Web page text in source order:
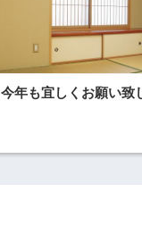
今年も宜しくお願い致